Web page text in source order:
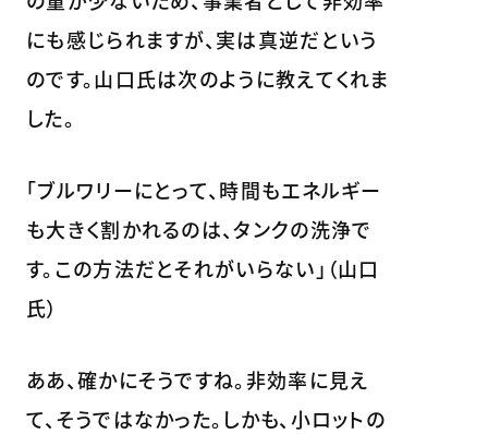
にも感じられますが、実は真逆だという
のです。山口氏は次のように教えてくれま
した。
「ブルワリーにとって、時間もエネルギー
も大きく割かれるのは、タンクの洗浄で
す。この方法だとそれがいらない」（山口
氏）
ああ、確かにそうですね。非効率に見え
て、そうではなかった。しかも、小ロットの